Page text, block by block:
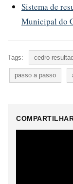
Sistema de
Municipal do
Tags: cedro
passo a passo